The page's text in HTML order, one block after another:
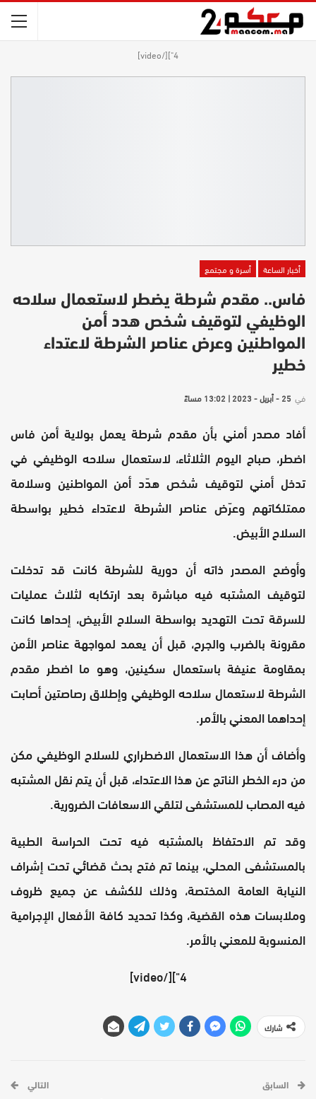
4"][/video]
أخبار الساعة أسرة و مجتمع
فاس.. مقدم شرطة يضطر لاستعمال سلاحه
الوظيفي لتوقيف شخص هدد أمن
المواطنين وعرض عناصر الشرطة لاعتداء
خطير
في 25 - أبريل - 2023 | 13:02 مساءً
أفاد مصدر أمني بأن مقدم شرطة يعمل بولاية أمن فاس
اضطر، صباح اليوم الثلاثاء، لاستعمال سلاحه الوظيفي في
تدخل أمني لتوقيف شخص هدّد أمن المواطنين وسلامة
ممتلكاتهم وعرّض عناصر الشرطة لاعتداء خطير بواسطة
السلاح الأبيض.
وأوضح المصدر ذاته أن دورية للشرطة كانت قد تدخلت
لتوقيف المشتبه فيه مباشرة بعد ارتكابه لثلاث عمليات
للسرقة تحت التهديد بواسطة السلاح الأبيض، إحداها كانت
مقرونة بالضرب والجرح، قبل أن يعمد لمواجهة عناصر الأمن
بمقاومة عنيفة باستعمال سكينين، وهو ما اضطر مقدم
الشرطة لاستعمال سلاحه الوظيفي وإطلاق رصاصتين أصابت
إحداهما المعني بالأمر.
وأضاف أن هذا الاستعمال الاضطراري للسلاح الوظيفي مكن
من درء الخطر الناتج عن هذا الاعتداء، قبل أن يتم نقل المشتبه
فيه المصاب للمستشفى لتلقي الاسعافات الضرورية.
وقد تم الاحتفاظ بالمشتبه فيه تحت الحراسة الطبية
بالمستشفى المحلي، بينما تم فتح بحث قضائي تحت إشراف
النيابة العامة المختصة، وذلك للكشف عن جميع ظروف
وملابسات هذه القضية، وكذا تحديد كافة الأفعال الإجرامية
المنسوبة للمعني بالأمر.
4"][/video]
شارك
السابق التالي